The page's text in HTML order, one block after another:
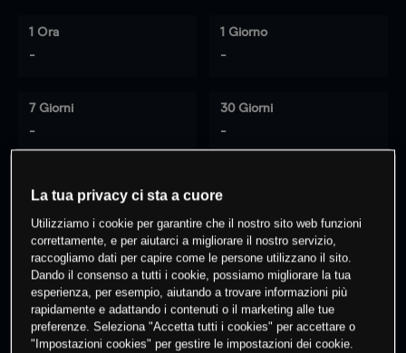
1 Ora
-
1 Giorno
-
7 Giorni
-
30 Giorni
-
% dei clienti hanno posizioni
questo prodotto
Fai trading
La tua privacy ci sta a cuore
Utilizziamo i cookie per garantire che il nostro sito web funzioni
correttamente, e per aiutarci a migliorare il nostro servizio,
raccogliamo dati per capire come le persone utilizzano il sito.
Dando il consenso a tutti i cookie, possiamo migliorare la tua
esperienza, per esempio, aiutando a trovare informazioni più
rapidamente e adattando i contenuti o il marketing alle tue
preferenze. Seleziona "Accetta tutti i cookies" per accettare o
"Impostazioni cookies" per gestire le impostazioni dei cookie.